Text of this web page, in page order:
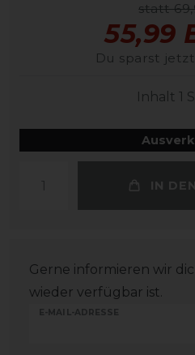
statt
55,99
Du sparst jetzt
Inhalt 1
IN
Gerne informieren wir
wieder verfügbar ist.
E-MAIL-ADRESSE